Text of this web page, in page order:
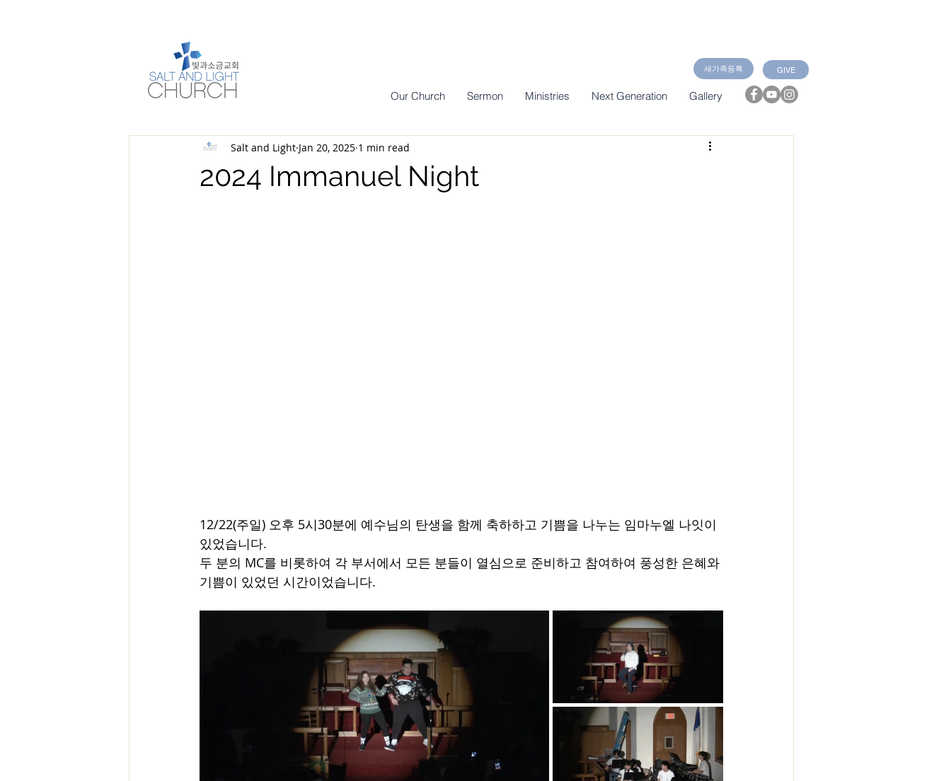
새가족등록 GIVE
Our Church Sermon Ministries Next Generation Gallery
2024 Immanuel Night
Salt and Light Jan 20, 2025 1 min read
12/22(주일) 오후 5시30분에 예수님의 탄생을 함께 축하하고 기쁨을 나누는 임마누엘 나잇이
있었습니다.
두 분의 MC를 비롯하여 각 부서에서 모든 분들이 열심으로 준비하고 참여하여 풍성한 은혜와
기쁨이 있었던 시간이었습니다.